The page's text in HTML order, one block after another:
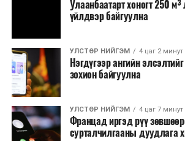
тушаалтны томилолтоос
томилолт, гадаадын зочин
Зайлшгүй шаардлагагүй
тавилга, автомашин худалдан
Батлан хамгаалах, хууль зүйн
сургалт, дадлага;
Хуулиар заавал
контент, хэвлэлийн зардал;
Улаанбаатарт хоногт 250
үйлдвэр байгуулна
УЛСТӨР НИЙГЭМ 4 цаг 2 минут
Нэгдүгээр ангийн
зохион байгуулна
УЛСТӨР НИЙГЭМ 4 цаг 7 минут
Францад иргэд рүү
сурталчилгааны дуудлага